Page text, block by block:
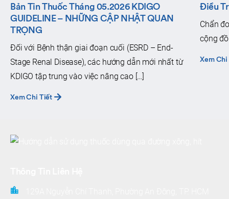
Bản Tin Thuốc Tháng 05.2026 KDIGO
GUIDELINE – NHỮNG CẬP NHẬT QUAN
TRỌNG
Đối với Bệnh thận giai đoạn cuối (ESRD – End-
Stage Renal Disease), các hướng dẫn mới nhất từ
KDIGO tập trung vào việc nâng cao […]
Xem Chi Tiết
Điều
Chẩn
cộng
Xem